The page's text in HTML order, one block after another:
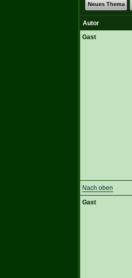
Neues Thema
Autor
Gast
Nach oben
Gast